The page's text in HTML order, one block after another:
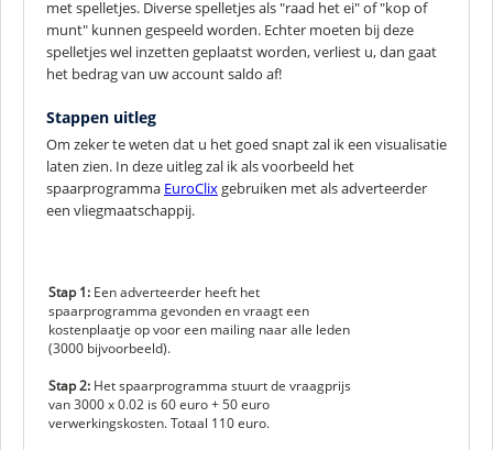
met spelletjes. Diverse spelletjes als "raad het ei" of "kop of
munt" kunnen gespeeld worden. Echter moeten bij deze
spelletjes wel inzetten geplaatst worden, verliest u, dan gaat
het bedrag van uw account saldo af!
Stappen uitleg
Om zeker te weten dat u het goed snapt zal ik een visualisatie
laten zien. In deze uitleg zal ik als voorbeeld het
spaarprogramma EuroClixgebruiken met als adverteerder
een vliegmaatschappij.
Stap 1: Een adverteerder heeft het
spaarprogramma gevonden en vraagt een
kostenplaatje op voor een mailing naar alle leden
(3000 bijvoorbeeld).
Stap 2: Het spaarprogramma stuurt de vraagprijs
van 3000 x 0.02 is 60 euro + 50 euro
verwerkingskosten. Totaal 110 euro.